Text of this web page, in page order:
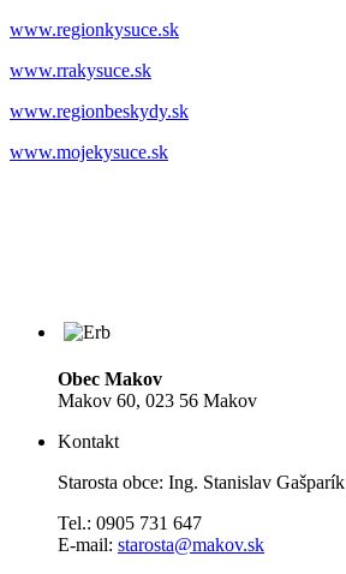
www.regionkysuce.sk
www.rrakysuce.sk
www.regionbeskydy.sk
www.mojekysuce.sk
Obec Makov
Makov 60, 023 56 Makov
Kontakt
Starosta obce: Ing. Stanislav Gašparík
Tel.: 0905 731 647
E-mail: starosta@makov.sk